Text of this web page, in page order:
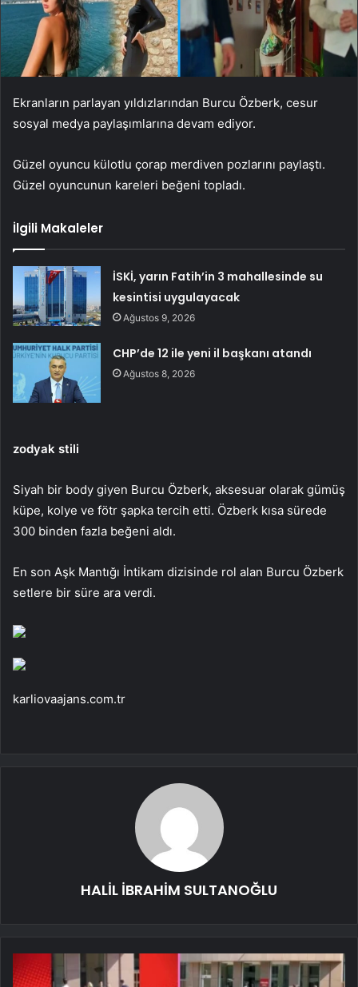
Ekranların parlayan yıldızlarından Burcu Özberk, cesur
sosyal medya paylaşımlarına devam ediyor.
Güzel oyuncu külotlu çorap merdiven pozlarını paylaştı.
Güzel oyuncunun kareleri beğeni topladı.
İlgili Makaleler
İSKİ, yarın Fatih’in 3 mahallesinde su
kesintisi uygulayacak
Ağustos 9, 2026
CHP’de 12 ile yeni il başkanı atandı
Ağustos 8, 2026
zodyak stili
Siyah bir body giyen Burcu Özberk, aksesuar olarak gümüş
küpe, kolye ve fötr şapka tercih etti. Özberk kısa sürede
300 binden fazla beğeni aldı.
En son Aşk Mantığı İntikam dizisinde rol alan Burcu Özberk
setlere bir süre ara verdi.
karliovaajans.com.tr
HALİL İBRAHİM SULTANOĞLU